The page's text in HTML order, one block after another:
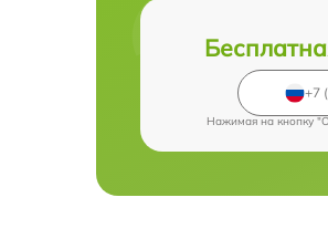
Нажимая на кнопку